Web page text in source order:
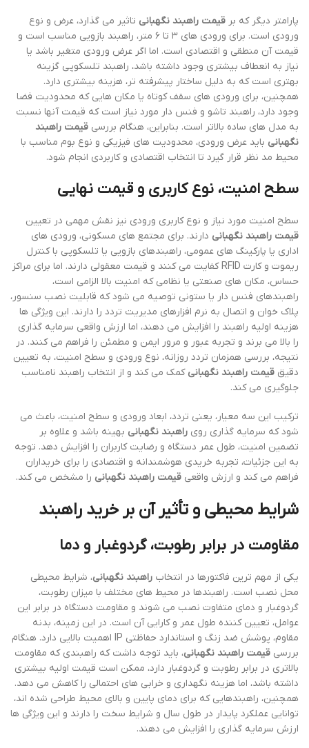
پارامتر دیگر که بر قیمت راهبند نگهبانی تاثیر می گذارد، عرض و نوع
ورودی است. برای ورودی های ۳ تا ۶ متر، راهبند بازویی مناسب است و
قیمت آن منطقی و اقتصادی است. اما اگر عرض ورودی متغیر باشد یا
نیاز به انعطاف بیشتری وجود داشته باشد، راهبند تلسکوپی گزینه
بهتری است که به دلیل ساختار پیشرفته تر، هزینه بیشتری دارد.
همچنین، برای ورودی های سقف کوتاه یا مکان هایی که محدودیت فضا
وجود دارد، راهبند تاشو و فنس دار مورد نیاز است که قیمت آنها نسبت
به مدل های ساده بالاتر است. بنابراین، هنگام بررسی قیمت راهبند
نگهبانی باید عرض ورودی، محدودیت های فیزیکی و نوع بوم مناسب با
محیط مد نظر قرار گیرد تا انتخاب اقتصادی و کاربردی انجام شود.
سطح امنیت، نوع کاربری و قیمت نهایی
سطح امنیت مورد نیاز و نوع کاربری ورودی نیز نقش مهمی در تعیین
قیمت راهبند نگهبانی دارند. برای مجتمع های مسکونی، ورودی های
اداری یا پارکینگ های عمومی، راهبندهای بازویی یا تلسکوپی با کنترل
ریموت و کارت RFID کفایت می کنند و قیمت معقولی دارند. اما برای مراکز
حساس، مکان های صنعتی یا نظامی که امنیت بالا الزامی است،
راهبندهای فنس دار یا ستونی توصیه می شود که قابلیت نصب سنسور،
پلاک خوان و اتصال به نرم افزارهای مدیریت تردد را دارند. این ویژگی ها
هزینه اولیه راهبند را افزایش می دهند، اما ارزش واقعی سرمایه گذاری
را بالا می برند و تجربه عبور و مرور ایمن و مطمئن را فراهم می کنند. در
نتیجه، بررسی همزمان تردد روزانه، نوع ورودی و سطح امنیت، به تعیین
دقیق قیمت راهبند نگهبانی کمک می کند و از انتخاب راهبند نامناسب
جلوگیری می کند.
ترکیب این سه معیار، یعنی تردد، ابعاد ورودی و سطح امنیت، باعث می
شود که سرمایه گذاری روی راهبند نگهبانی بهینه باشد و علاوه بر
تضمین امنیت، طول عمر دستگاه و رضایت کاربران را افزایش دهد. توجه
به این جزئیات، تجربه خریدی هوشمندانه و اقتصادی را برای خریداران
فراهم می کند و ارزش واقعی قیمت راهبند نگهبانی را مشخص می کند.
شرایط محیطی و تأثیر آن بر خرید راهبند
مقاومت در برابر رطوبت، گردوغبار و دما
یکی از مهم ترین فاکتورها در انتخاب راهبند نگهبانی، شرایط محیطی
محل نصب است. راهبندها در محیط های مختلف با میزان رطوبت،
گردوغبار و دمای متفاوت نصب می شوند و مقاومت دستگاه در برابر این
عوامل، تعیین کننده طول عمر و کارایی آن است. در این زمینه، بدنه
مقاوم، پوشش ضد زنگ و استاندارد حفاظتی IP اهمیت بالایی دارد. هنگام
بررسی قیمت راهبند نگهبانی، باید توجه داشت که راهبندی که مقاومت
بالاتری در برابر رطوبت و گردوغبار دارد، ممکن است قیمت اولیه بیشتری
داشته باشد، اما هزینه نگهداری و خرابی های احتمالی را کاهش می دهد.
همچنین، راهبندهایی که برای دمای پایین و بالای محیط طراحی شده اند،
توانایی عملکرد پایدار در طول سال و شرایط سخت را دارند و این ویژگی ها
ارزش سرمایه گذاری را افزایش می دهند.